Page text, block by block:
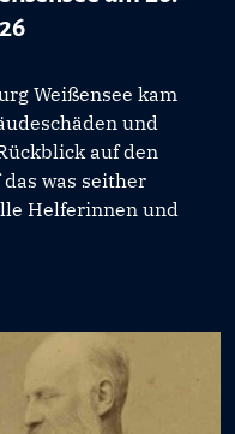
Weißensee kam
und
auf den
was seither
Helferinnen und